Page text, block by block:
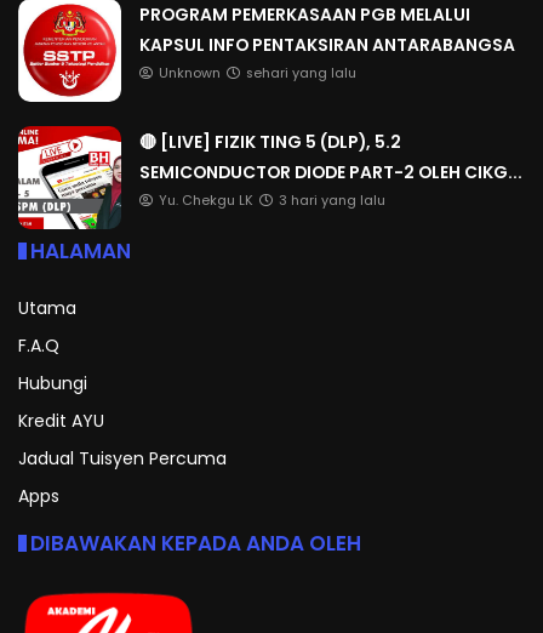
PROGRAM PEMERKASAAN PGB MELALUI
KAPSUL INFO PENTAKSIRAN ANTARABANGSA
Unknown sehari yang lalu
🔴 [LIVE] FIZIK TING 5 (DLP), 5.2
SEMICONDUCTOR DIODE PART-2 OLEH CIKG...
Yu. Chekgu LK 3 hari yang lalu
HALAMAN
Utama
F.A.Q
Hubungi
Kredit AYU
Jadual Tuisyen Percuma
Apps
DIBAWAKAN KEPADA ANDA OLEH